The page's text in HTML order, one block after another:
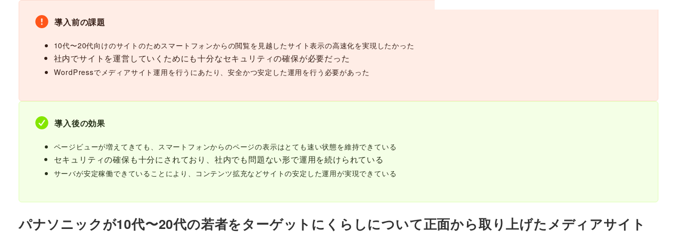
導入前の課題
10代〜20代向けのサイトのためスマートフォンからの閲覧を見越したサイト表示の高速化を実現したかった
社内でサイトを運営していくためにも十分なセキュリティの確保が必要だった
WordPressでメディアサイト運用を行うにあたり、安全かつ安定した運用を行う必要があった
導入後の効果
ページビューが増えてきても、スマートフォンからのページの表示はとても速い状態を維持できている
セキュリティの確保も十分にされており、社内でも問題ない形で運用を続けられている
サーバが安定稼働できていることにより、コンテンツ拡充などサイトの安定した運用が実現できている
パナソニックが10代〜20代の若者をターゲットにくらしについて正面から取り上げたメディアサイト